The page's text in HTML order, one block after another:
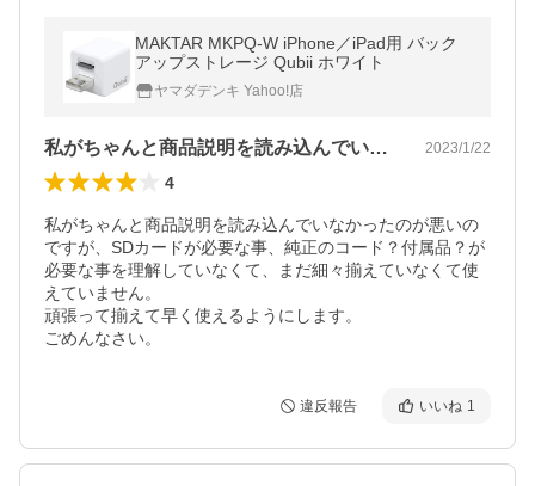
MAKTAR MKPQ-W iPhone／iPad用 バック
アップストレージ Qubii ホワイト
ヤマダデンキ Yahoo!店
私がちゃんと商品説明を読み込んでいなか… 2023/1/22
4
私がちゃんと商品説明を読み込んでいなかったのが悪いの
ですが、SDカードが必要な事、純正のコード？付属品？が
必要な事を理解していなくて、まだ細々揃えていなくて使
えていません。
頑張って揃えて早く使えるようにします。
ごめんなさい。
違反報告 いいね 1